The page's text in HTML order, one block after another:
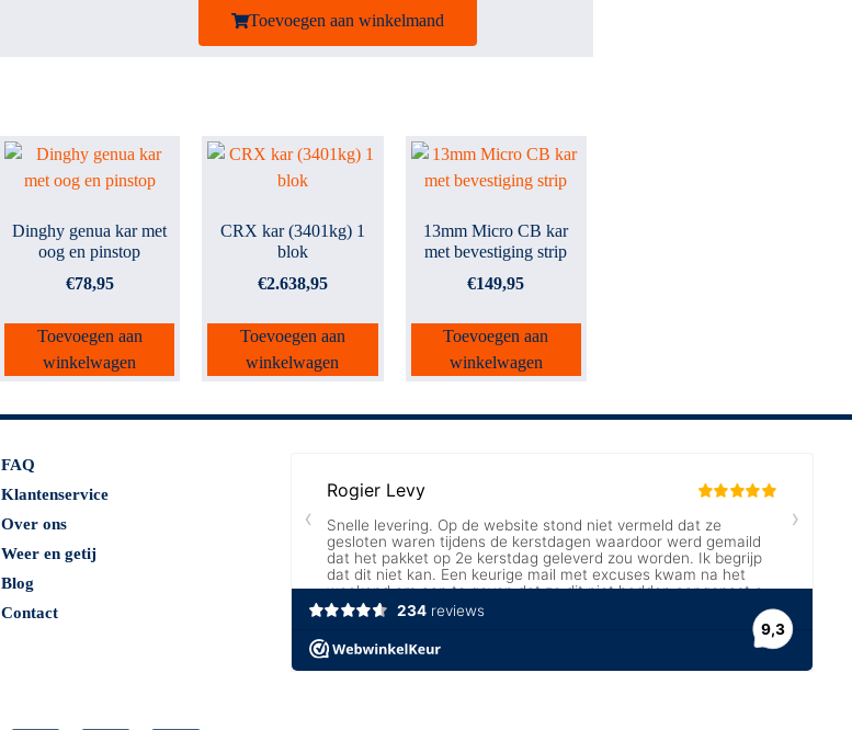
Toevoegen aan winkelmand
Dinghy genua kar met
oog en pinstop
€78,95
Toevoegen aan
winkelwagen
CRX kar (3401kg) 1
blok
€2.638,95
Toevoegen aan
winkelwagen
13mm Micro CB kar
met bevestiging strip
€149,95
Toevoegen aan
winkelwagen
FAQ
Klantenservice
Over ons
Weer en getij
Blog
Contact